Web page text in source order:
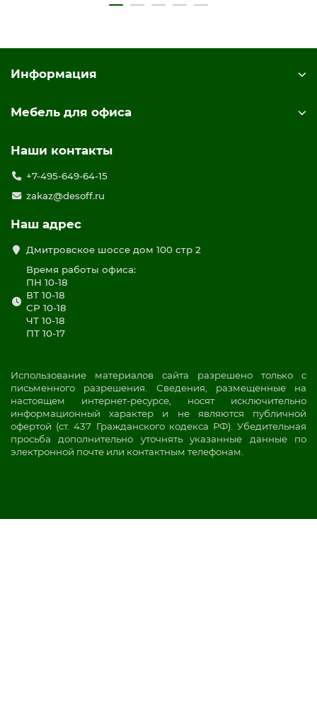
Информация
Мебель для офиса
Наши контакты
+7-495-649-64-15
zakaz@desoff.ru
Наш адрес
Дмитровское шоссе дом 100 стр 2
Время работы офиса:
ПН 10-18
ВТ 10-18
СР 10-18
ЧТ 10-18
ПТ 10-17
Использование материалов сайта разрешено только с
письменного разрешения. Сведения, размещенные на
настоящем интернет-ресурсе, носят исключительно
информационный характер и не являются публичной
офертой (ст. 437 Гражданского кодекса РФ). Убедительная
просьба дополнительно уточнять указанные данные по
электронной почте или контактным телефонам.